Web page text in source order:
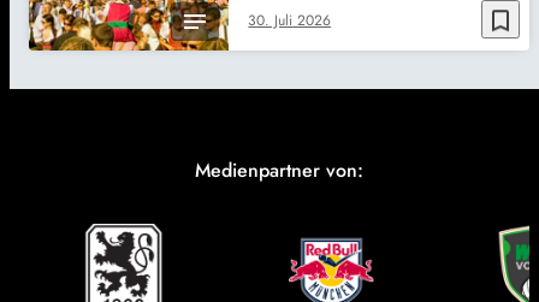
bookmark_border
30. Juli 2026
Medienpartner von: